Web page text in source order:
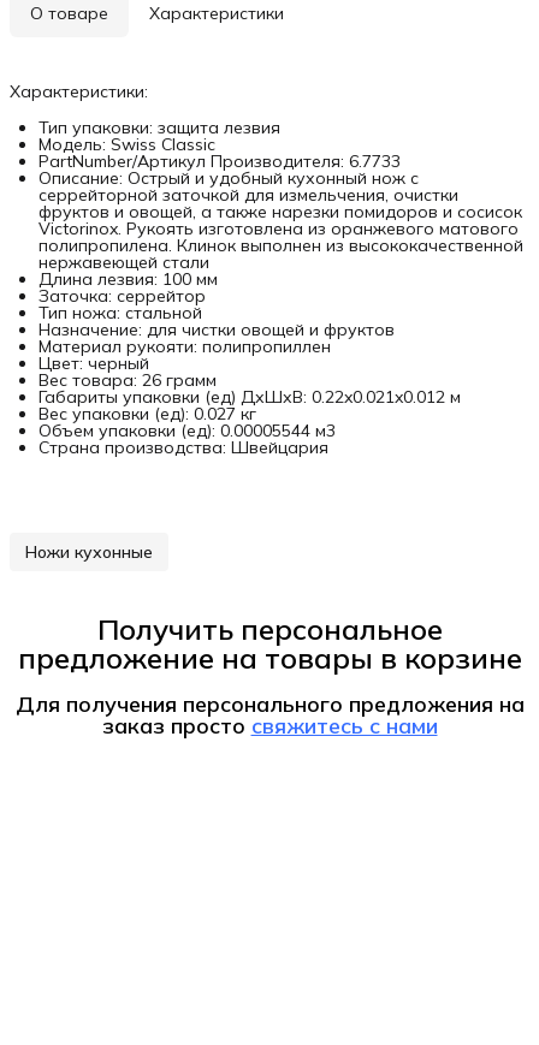
О товаре Характеристики
Характеристики:
Тип упаковки: защита лезвия
Модель: Swiss Classic
PartNumber/Артикул Производителя: 6.7733
Описание: Острый и удобный кухонный нож с
серрейторной заточкой для измельчения, очистки
фруктов и овощей, а также нарезки помидоров и сосисок
Victorinox. Рукоять изготовлена из оранжевого матового
полипропилена. Клинок выполнен из высококачественной
нержавеющей стали
Длина лезвия: 100 мм
Заточка: серрейтор
Тип ножа: стальной
Назначение: для чистки овощей и фруктов
Материал рукояти: полипропиллен
Цвет: черный
Вес товара: 26 грамм
Габариты упаковки (ед) ДхШхВ: 0.22x0.021x0.012 м
Вес упаковки (ед): 0.027 кг
Объем упаковки (ед): 0.00005544 м3
Страна производства: Швейцария
Ножи кухонные
Получить персональное
предложение на товары в корзине
Для получения персонального предложения на
заказ просто свяжитесь с нами